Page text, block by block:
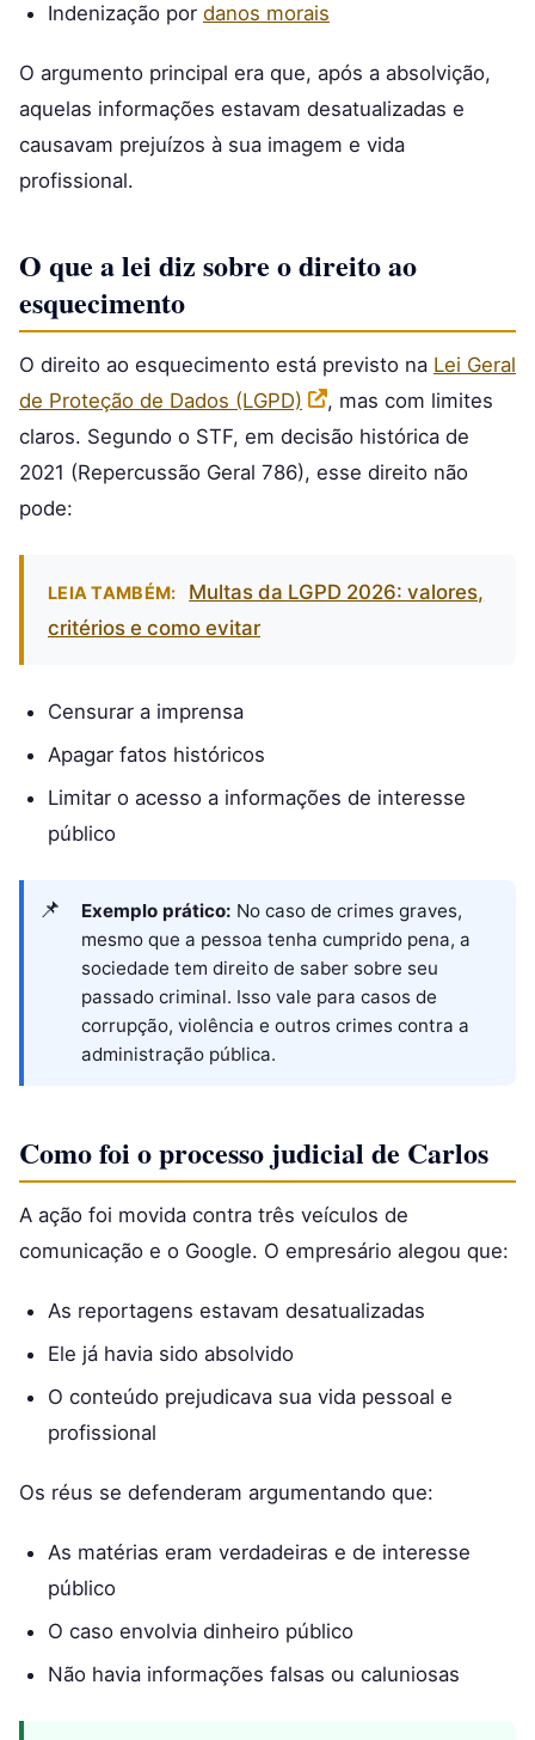
Indenização por danos morais
O argumento principal era que, após a absolvição,
aquelas informações estavam desatualizadas e
causavam prejuízos à sua imagem e vida
profissional.
O que a lei diz sobre o direito ao
esquecimento
O direito ao esquecimento está previsto na Lei Geral
de Proteção de Dados (LGPD)
, mas com limites
claros. Segundo o STF, em decisão histórica de
2021 (Repercussão Geral 786), esse direito não
pode:
LEIA TAMBÉM:
Multas da LGPD 2026: valores,
critérios e como evitar
Censurar a imprensa
Apagar fatos históricos
Limitar o acesso a informações de interesse
público
Exemplo prático: No caso de crimes graves,
mesmo que a pessoa tenha cumprido pena, a
sociedade tem direito de saber sobre seu
passado criminal. Isso vale para casos de
corrupção, violência e outros crimes contra a
administração pública.
Como foi o processo judicial de Carlos
A ação foi movida contra três veículos de
comunicação e o Google. O empresário alegou que:
As reportagens estavam desatualizadas
Ele já havia sido absolvido
O conteúdo prejudicava sua vida pessoal e
profissional
Os réus se defenderam argumentando que:
As matérias eram verdadeiras e de interesse
público
O caso envolvia dinheiro público
Não havia informações falsas ou caluniosas